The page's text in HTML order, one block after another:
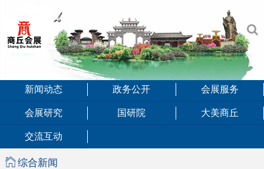
新闻动态 政务公开 会展服务
会展研究 国研院 大美商丘
交流互动
综合新闻